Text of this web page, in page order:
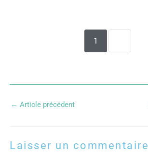
1
← Article précédent
Laisser un commentaire